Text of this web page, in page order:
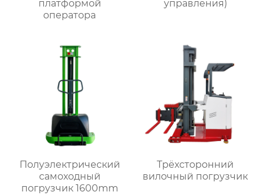
платформой
оператора
управления)
Полуэлектрический
самоходный
погрузчик 1600mm
Трёхсторонний
вилочный погрузчик